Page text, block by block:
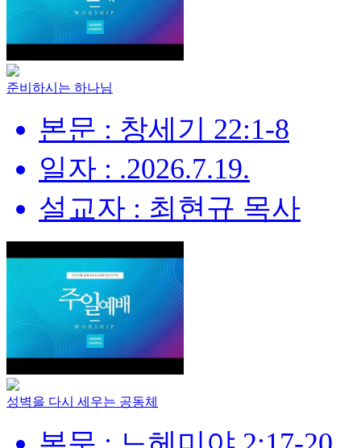
준비하시는 하나님
본문 : 창세기 22:1-8
일자 : .2026.7.19.
설교자 : 최현규 목사
성벽을 다시 세우는 공동체